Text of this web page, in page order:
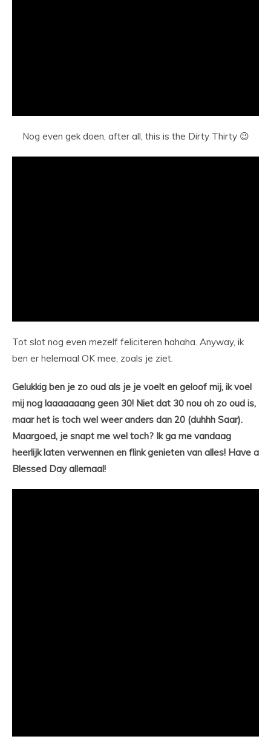
Nog even gek doen, after all, this is the Dirty Thirty 😉
Tot slot nog even mezelf feliciteren hahaha. Anyway, ik
ben er helemaal OK mee, zoals je ziet.
Gelukkig ben je zo oud als je je voelt en geloof mij, ik voel
mij nog laaaaaaang geen 30! Niet dat 30 nou oh zo oud is,
maar het is toch wel weer anders dan 20 (duhhh Saar).
Maargoed, je snapt me wel toch? Ik ga me vandaag
heerlijk laten verwennen en flink genieten van alles! Have a
Blessed Day allemaal!